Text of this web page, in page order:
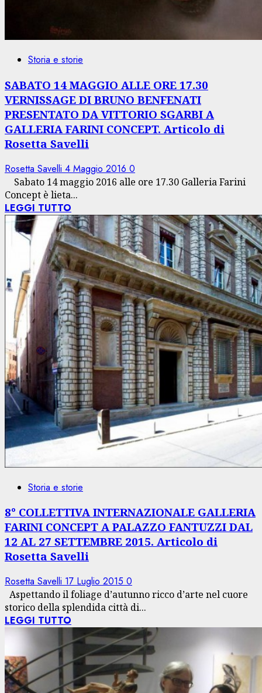
Storia e storie
SABATO 14 MAGGIO ALLE ORE 17.30
VERNISSAGE DI BRUNO BENFENATI
PRESENTATO DA VITTORIO SGARBI A
GALLERIA FARINI CONCEPT. Articolo di
Rosetta Savelli
Rosetta Savelli 4 Maggio 2016 0
Sabato 14 maggio 2016 alle ore 17.30 Galleria Farini
Concept è lieta...
LEGGI TUTTO
Storia e storie
8° COLLETTIVA INTERNAZIONALE GALLERIA
FARINI CONCEPT A PALAZZO FANTUZZI DAL
12 AL 27 SETTEMBRE 2015. Articolo di
Rosetta Savelli
Rosetta Savelli 17 Luglio 2015 0
Aspettando il foliage d’autunno ricco d’arte nel cuore
storico della splendida città di...
LEGGI TUTTO